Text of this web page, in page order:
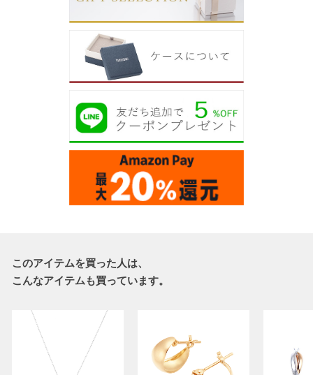
このアイテムを買った人は、
こんなアイテムも買っています。